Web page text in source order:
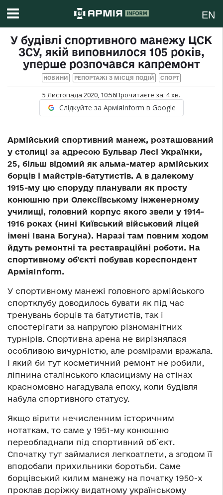
EN
У будівлі спортивного манежу ЦСК
ЗСУ, якій виповнилося 105 років,
уперше розпочався капремонт
НОВИНИ РЕПОРТАЖІ З МІСЦЯ ПОДІЙ СПОРТ
5 Листопада 2020, 10:56Прочитаєте за: 4хв.
Слідкуйте за АрміяInform в Google
Армійський спортивний манеж, розташований
у столиці за адресою Бульвар Лесі Українки,
25, більш відомий як альма-матер армійських
борців і майстрів-батутистів. А в далекому
1915-му цю споруду планували як просту
конюшню при Олексіївському інженерному
училищі, головний корпус якого звели у 1914-
1916 роках (нині Київський військовий ліцей
імені Івана Богуна). Наразі там повним ходом
йдуть ремонтні та реставраційні роботи. На
спортивному об’єкті побував кореспондент
АрміяInform.
У спортивному манежі головного армійського
спортклубу доводилось бувати як під час
тренувань борців та батутистів, так і
спостерігати за напругою різноманітних
турнірів. Спортивна арена не вирізнялася
особливою вичурністю, але розмірами вражала.
І який би тут косметичний ремонт не робили,
ліпнина сталінського класицизму на стінах
красномовно нагадувала епоху, коли будівля
набула спортивного статусу.
Якщо вірити нечисленним історичним
нотаткам, то саме у 1951-му конюшню
переобладнали під спортивний об`єкт.
Спочатку тут займалися легкоатлети, а згодом її
вподобали прихильники боротьби. Саме
борцівський килим манежу на початку 1950-х
проклав доріжку видатному українському